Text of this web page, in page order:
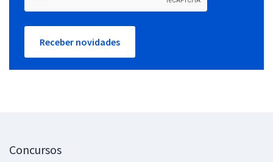
Receber novidades
Concursos